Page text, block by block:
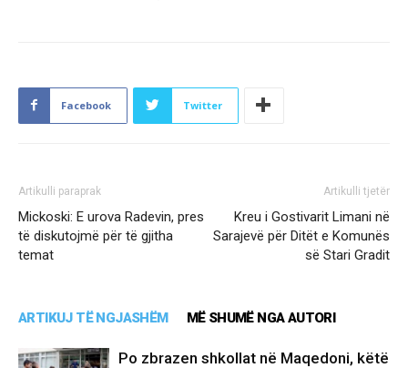
Facebook Twitter
Artikulli paraprak
Mickoski: E urova Radevin, pres
të diskutojmë për të gjitha
temat
Artikulli tjetër
Kreu i Gostivarit Limani në
Sarajevë për Ditët e Komunës
së Stari Gradit
ARTIKUJ TË NGJASHËM MË SHUMË NGA AUTORI
Po zbrazen shkollat në Maqedoni, këtë